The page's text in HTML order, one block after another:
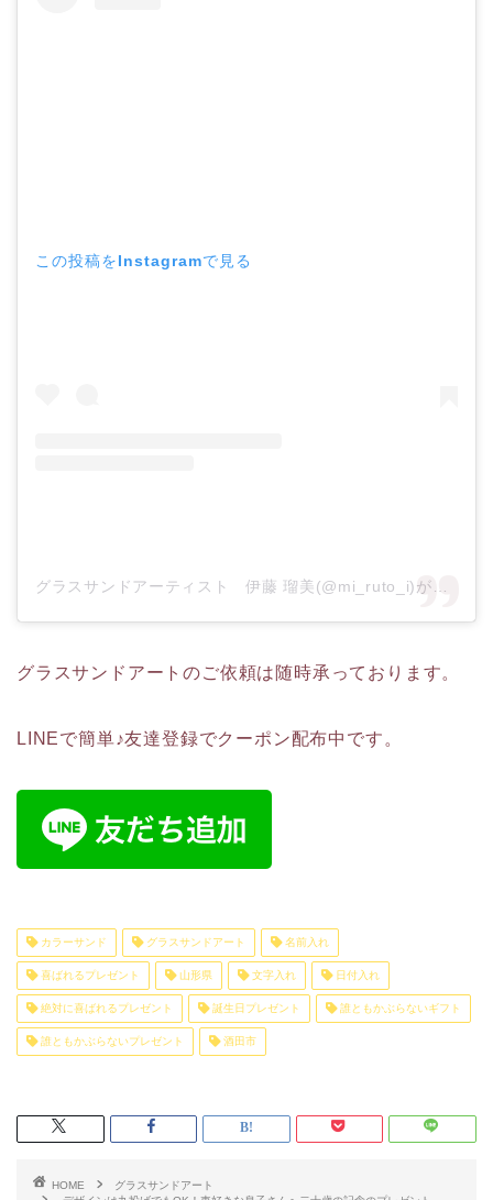
この投稿をInstagramで見る
グラスサンドアートのご依頼は随時承っております。
LINEで簡単♪友達登録でクーポン配布中です。
カラーサンド グラスサンドアート 名前入れ
喜ばれるプレゼント 山形県 文字入れ 日付入れ
絶対に喜ばれるプレゼント 誕生日プレゼント 誰ともかぶらないギフト
誰ともかぶらないプレゼント 酒田市
HOME
グラスサンドアート